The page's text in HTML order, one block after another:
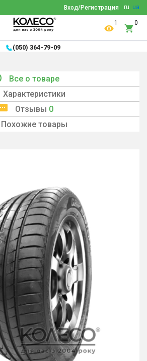
ru ua
Вход/Регистрация
1 0
(050) 364-79-09
Все о товаре
Характеристики
Отзывы 0
Похожие товары